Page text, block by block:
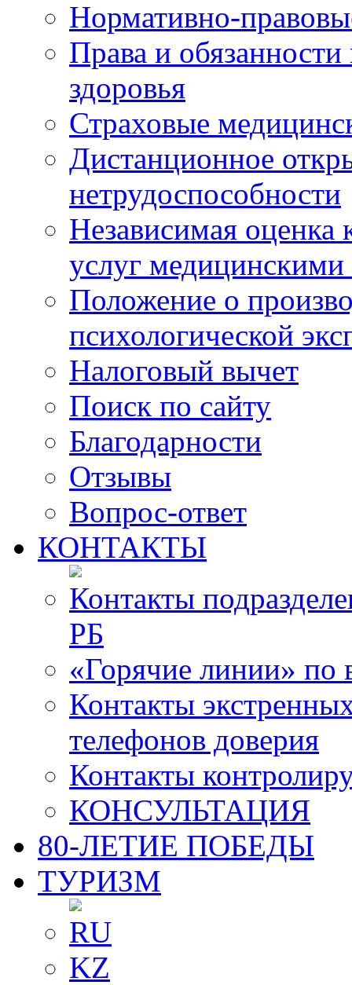
Нормативно-
Права и
здоровья
Страховые
Дистанционное
нетрудоспособности
Независимая оценка
услуг
Положение о
психологической
Налоговый вычет
Поиск по сайту
Благодарности
Отзывы
Вопрос-ответ
КОНТАКТЫ
Контакты
РБ
«Горячие линии» по
Контакты
телефонов доверия
Контакты
КОНСУЛЬТАЦИЯ
80-ЛЕТИЕ ПОБЕДЫ
ТУРИЗМ
RU
KZ